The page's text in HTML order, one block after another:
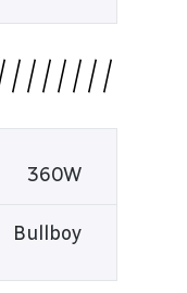
360W
Bullboy